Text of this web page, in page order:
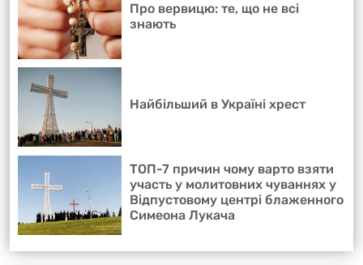
Про вервицю: те, що не всі
знають
Найбільший в Україні хрест
ТОП-7 причин чому варто взяти
участь у молитовних чуваннях у
Відпустовому центрі блаженного
Симеона Лукача